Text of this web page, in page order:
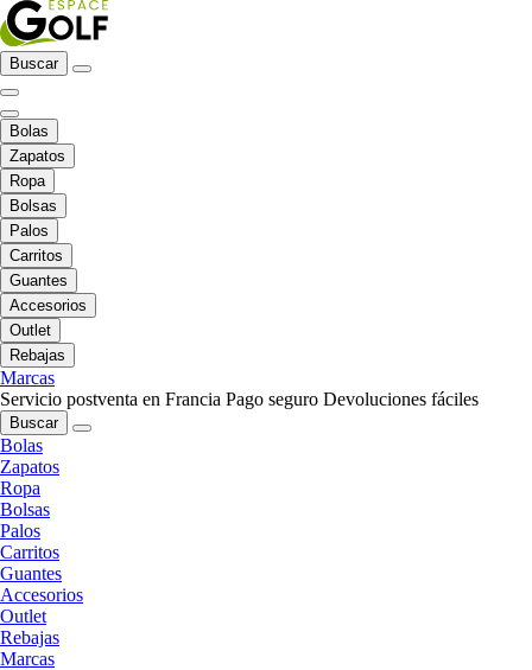
Buscar
Bolas
Zapatos
Ropa
Bolsas
Palos
Carritos
Guantes
Accesorios
Outlet
Rebajas
Marcas
Servicio postventa en Francia Pago seguro Devoluciones fáciles
Buscar
Bolas
Zapatos
Ropa
Bolsas
Palos
Carritos
Guantes
Accesorios
Outlet
Rebajas
Marcas